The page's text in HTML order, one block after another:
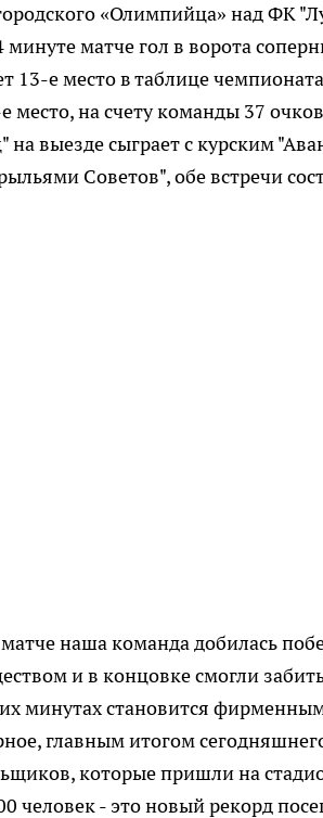
«Олимпийца» над ФК
матче гол в ворота
13-е место в таблице
место, на счету команды 37
выезде сыграет с курским
Советов", обе встречи
наша команда добилась
и в концовке смогли
минутах становится
главным итогом
которые пришли на
человек - это новый рекорд